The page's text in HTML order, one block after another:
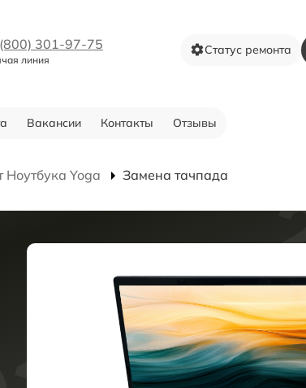
301-97-75
линия
Статус ремонта
Вакансии Контакты Отзывы
Ноутбука Yoga Замена тачпада